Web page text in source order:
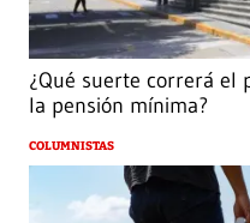
¿Qué suerte correrá el
la pensión mínima?
COLUMNISTAS